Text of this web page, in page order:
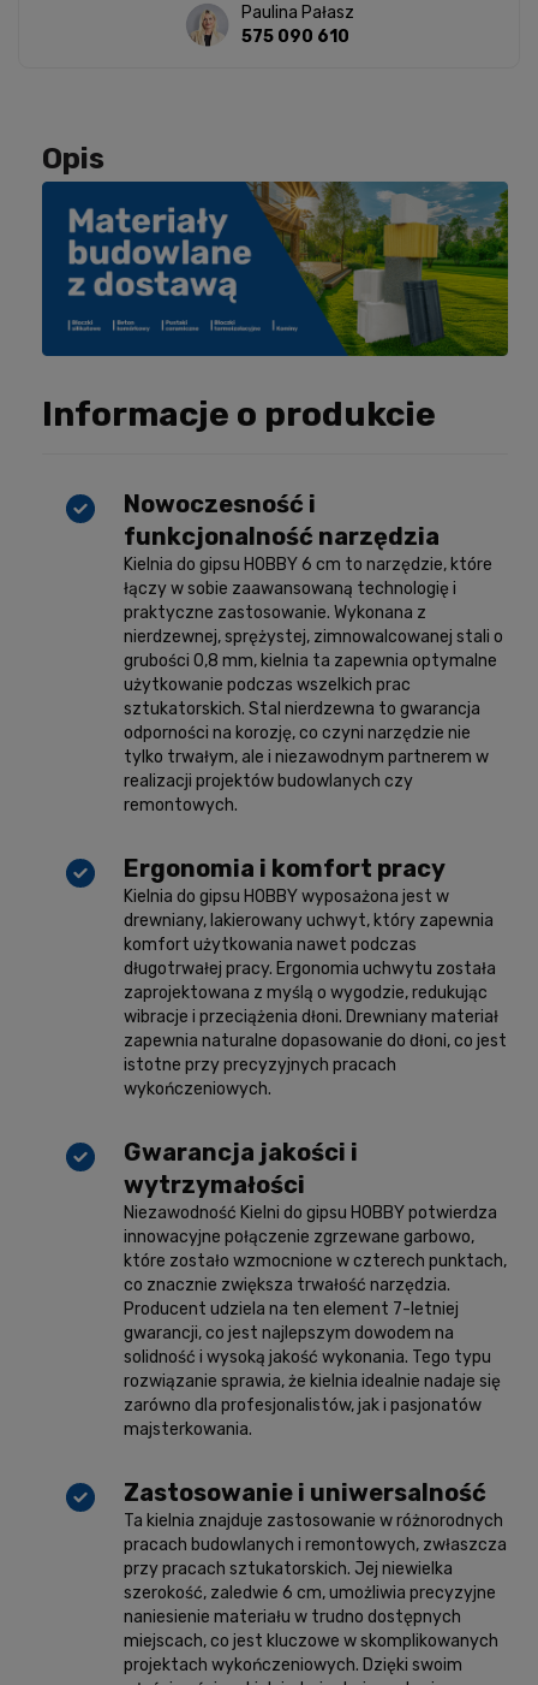
Paulina Pałasz
575 090 610
Opis
Informacje o produkcie
Nowoczesność i
funkcjonalność narzędzia
Kielnia do gipsu HOBBY 6 cm to narzędzie, które
łączy w sobie zaawansowaną technologię i
praktyczne zastosowanie. Wykonana z
nierdzewnej, sprężystej, zimnowalcowanej stali o
grubości 0,8 mm, kielnia ta zapewnia optymalne
użytkowanie podczas wszelkich prac
sztukatorskich. Stal nierdzewna to gwarancja
odporności na korozję, co czyni narzędzie nie
tylko trwałym, ale i niezawodnym partnerem w
realizacji projektów budowlanych czy
remontowych.
Ergonomia i komfort pracy
Kielnia do gipsu HOBBY wyposażona jest w
drewniany, lakierowany uchwyt, który zapewnia
komfort użytkowania nawet podczas
długotrwałej pracy. Ergonomia uchwytu została
zaprojektowana z myślą o wygodzie, redukując
wibracje i przeciążenia dłoni. Drewniany materiał
zapewnia naturalne dopasowanie do dłoni, co jest
istotne przy precyzyjnych pracach
wykończeniowych.
Gwarancja jakości i
wytrzymałości
Niezawodność Kielni do gipsu HOBBY potwierdza
innowacyjne połączenie zgrzewane garbowo,
które zostało wzmocnione w czterech punktach,
co znacznie zwiększa trwałość narzędzia.
Producent udziela na ten element 7-letniej
gwarancji, co jest najlepszym dowodem na
solidność i wysoką jakość wykonania. Tego typu
rozwiązanie sprawia, że kielnia idealnie nadaje się
zarówno dla profesjonalistów, jak i pasjonatów
majsterkowania.
Zastosowanie i uniwersalność
Ta kielnia znajduje zastosowanie w różnorodnych
pracach budowlanych i remontowych, zwłaszcza
przy pracach sztukatorskich. Jej niewielka
szerokość, zaledwie 6 cm, umożliwia precyzyjne
naniesienie materiału w trudno dostępnych
miejscach, co jest kluczowe w skomplikowanych
projektach wykończeniowych. Dzięki swoim